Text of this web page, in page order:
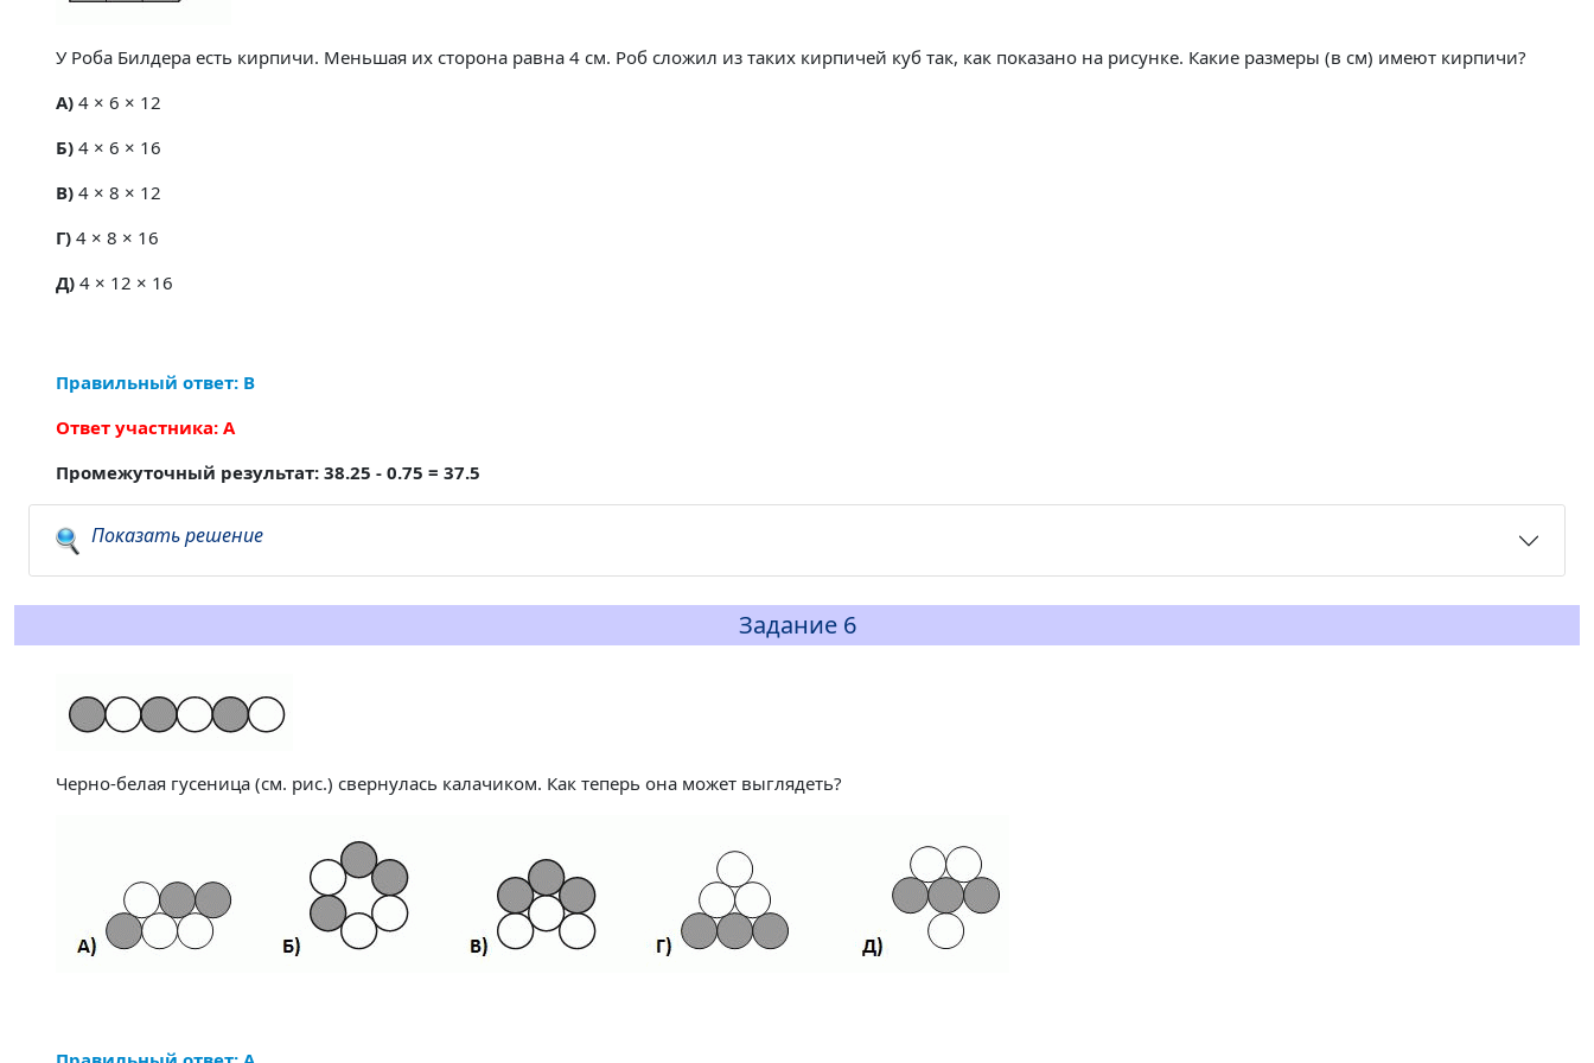
У Роба Билдера есть кирпичи. Меньшая их сторона равна 4 см. Роб сложил из таких кирпичей куб так, как показано на рисунке. Какие размеры (в см) имеют кирпичи?
A)4 × 6 × 12
Б)4 × 6 × 16
В)4 × 8 × 12
Г)4 × 8 × 16
Д)4 × 12 × 16
Правильный ответ: В
Ответ участника: А
Промежуточный результат: 38.25 - 0.75 = 37.5
Показать решение
Задание 6
Черно-белая гусеница (см. рис.) свернулась калачиком. Как теперь она может выглядеть?